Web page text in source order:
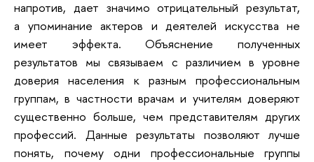
напротив, дает значимо отрицательный результат,
а упоминание актеров и деятелей искусства не
имеет эффекта. Объяснение полученных
результатов мы связываем с различием в уровне
доверия населения к разным профессиональным
группам, в частности врачам и учителям доверяют
существенно больше, чем представителям других
профессий. Данные результаты позволяют лучше
понять, почему одни профессиональные группы